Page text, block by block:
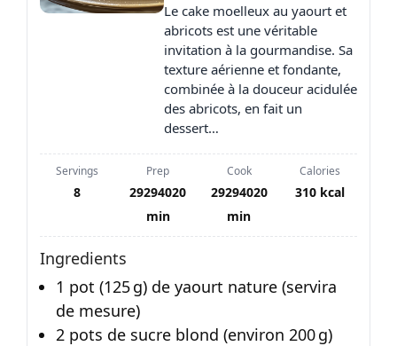
Le cake moelleux au yaourt et
abricots est une véritable
invitation à la gourmandise. Sa
texture aérienne et fondante,
combinée à la douceur acidulée
des abricots, en fait un
dessert…
Servings
8
Prep
29294020
min
Cook
29294020
min
Calories
310 kcal
Ingredients
1 pot (125 g) de yaourt nature (servira
de mesure)
2 pots de sucre blond (environ 200 g)